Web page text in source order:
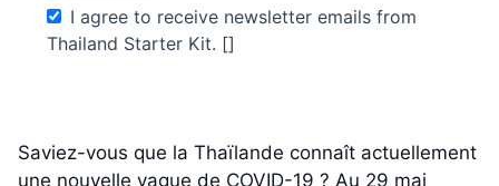
I agree to receive newsletter emails from
Thailand Starter Kit. []
Saviez-vous que la Thaïlande connaît actuellement
une nouvelle vague de COVID-19 ? Au 29 mai